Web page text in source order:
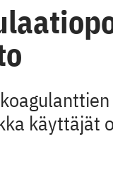
käyttäjät